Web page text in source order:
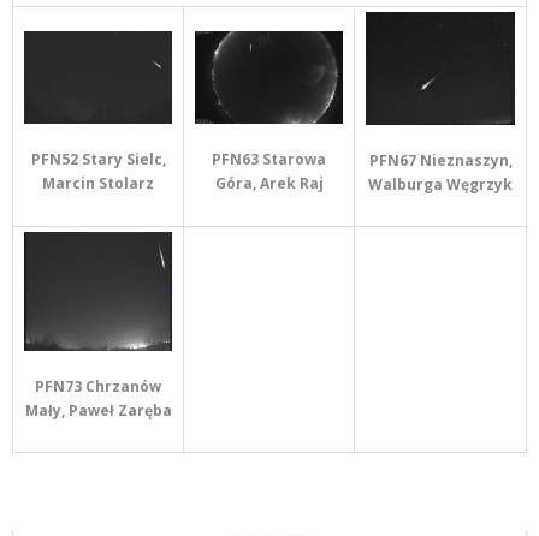
PFN52 Stary Sielc,
Marcin Stolarz
PFN63 Starowa
Góra, Arek Raj
PFN67 Nieznaszyn,
Walburga Węgrzyk
PFN73 Chrzanów
Mały, Paweł Zaręba